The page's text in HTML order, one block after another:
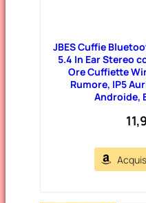
JBES Cuffie
5.4 In Ear Stereo
Ore Cuffiette
Rumore, IP5
Androide,